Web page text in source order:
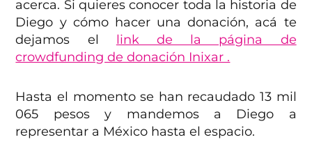
acerca. Si quieres conocer toda la historia de
Diego y cómo hacer una donación, acá te
dejamos el link de la página de
crowdfunding de donación Inixar .
Hasta el momento se han recaudado 13 mil
065 pesos y mandemos a Diego a
representar a México hasta el espacio.